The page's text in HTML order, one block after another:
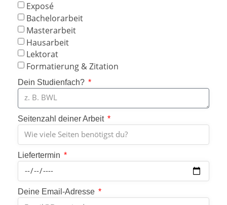
Exposé
Bachelorarbeit
Masterarbeit
Hausarbeit
Lektorat
Formatierung & Zitation
Dein Studienfach?
Seitenzahl deiner Arbeit
Liefertermin
Deine Email-Adresse